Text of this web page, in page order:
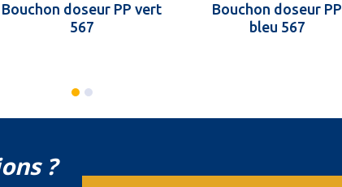
Bouchon doseur PP vert
567
Bouchon doseur PP
bleu 567
?